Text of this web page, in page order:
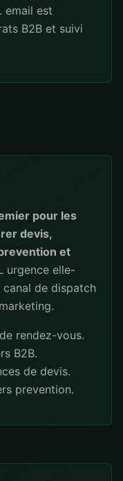
email est
B2B et suivi
pour les
devis,
et
urgence elle-
de dispatch
rendez-vous.
B2B.
de devis.
prevention.